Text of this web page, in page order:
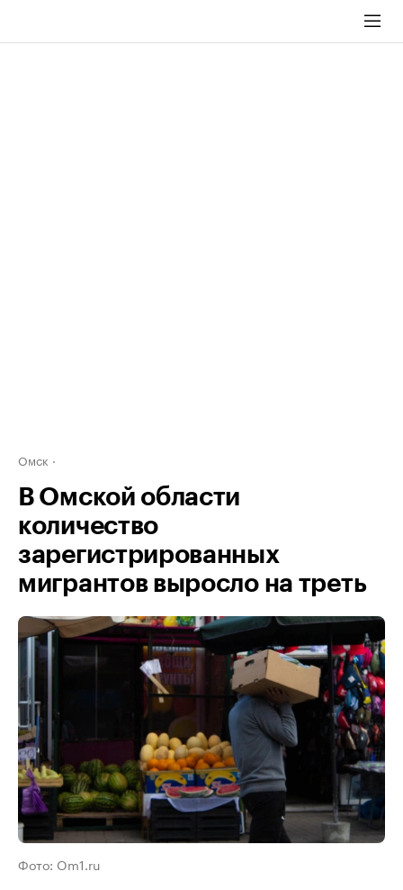
Омск
В Омской области
количество
зарегистрированных
мигрантов выросло на треть
Фото: Om1.ru